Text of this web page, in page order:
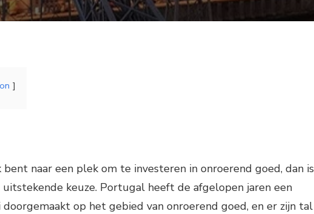
bent naar een plek om te investeren in onroerend goed, dan is
keuze. Portugal heeft de afgelopen jaren een
op het gebied van onroerend goed, en er zijn tal